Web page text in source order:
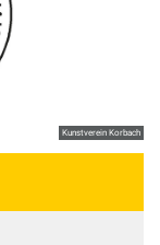
Kunstverein Korbach